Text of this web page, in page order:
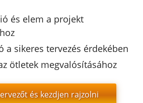
és elem a projekt
a sikeres tervezés érdekében
ötletek megvalósításához
és kezdjen rajzolni